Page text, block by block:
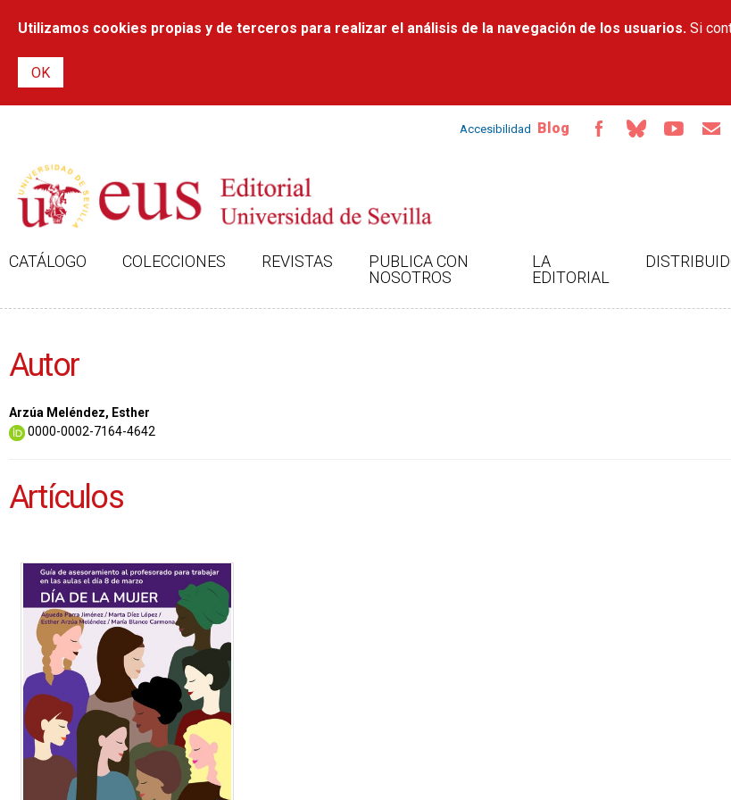
contenido
Utilizamos cookies propias y de terceros para realizar el análisis de la navegación de los usuarios. Si
Accesibilidad Blog
CATÁLOGO COLECCIONES REVISTAS
PUBLICA CON
NOSOTROS
LA
EDITORIAL
Autor
Arzúa Meléndez, Esther
0000-0002-7164-4642
Artículos